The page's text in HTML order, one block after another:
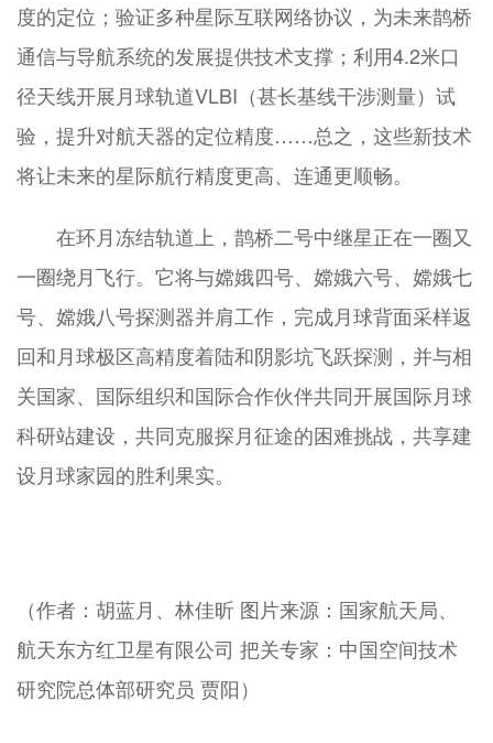
度的定位；验证多种星际互联网络协议，为未来鹊桥
通信与导航系统的发展提供技术支撑；利用4.2米口
径天线开展月球轨道VLBI（甚长基线干涉测量）试
验，提升对航天器的定位精度……总之，这些新技术
将让未来的星际航行精度更高、连通更顺畅。
在环月冻结轨道上，鹊桥二号中继星正在一圈又
一圈绕月飞行。它将与嫦娥四号、嫦娥六号、嫦娥七
号、嫦娥八号探测器并肩工作，完成月球背面采样返
回和月球极区高精度着陆和阴影坑飞跃探测，并与相
关国家、国际组织和国际合作伙伴共同开展国际月球
科研站建设，共同克服探月征途的困难挑战，共享建
设月球家园的胜利果实。
（作者：胡蓝月、林佳昕 图片来源：国家航天局、
航天东方红卫星有限公司 把关专家：中国空间技术
研究院总体部研究员 贾阳）